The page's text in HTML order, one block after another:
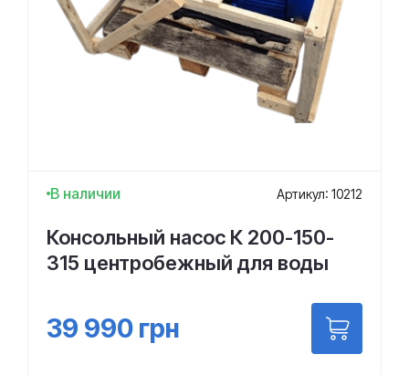
В наличии Артикул: 10212
Консольный насос К 200-150-
315 центробежный для воды
39 990 грн